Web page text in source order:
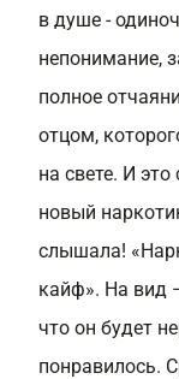
в душе -
непонимание,
полное
отцом,
на свете. И
новый
слышала!
кайф». На вид
что он будет
понравилось.